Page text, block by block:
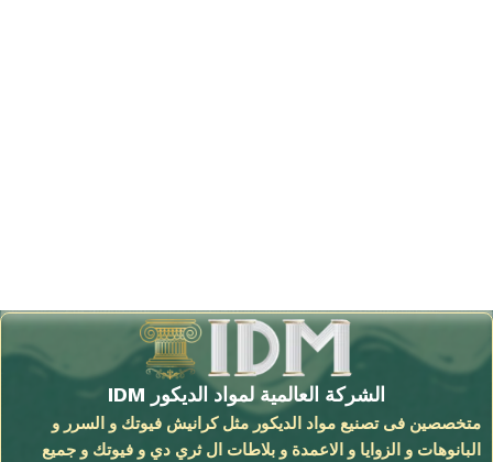
الشركة العالمية لمواد الديكور IDM
متخصصين فى تصنيع مواد الديكور مثل كرانيش فيوتك و السرر و
البانوهات و الزوايا و الاعمدة و بلاطات ال ثري دي و فيوتك و جميع